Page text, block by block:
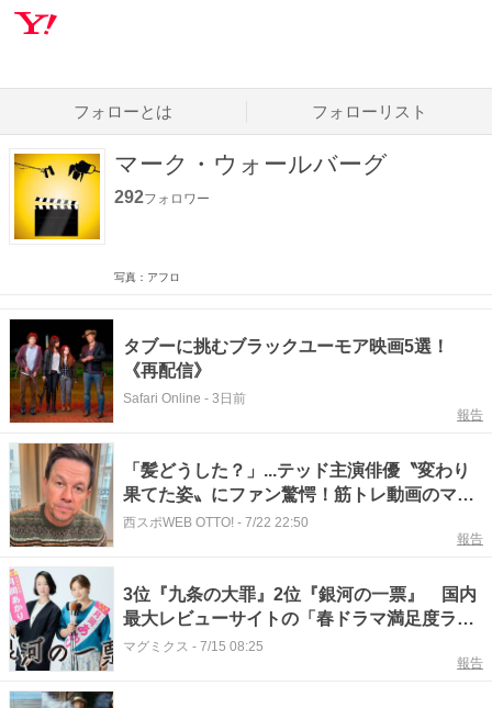
フォローとは フォローリスト
マーク・ウォールバーグ
292フォロワー
写真：アフロ
タブーに挑むブラックユーモア映画5選！
《再配信》
Safari Online - 3日前
報告
「髪どうした？」...テッド主演俳優〝変わり
果てた姿〟にファン驚愕！筋トレ動画のマー
ク・ウォールバーグに違和感「罰ゲームにで
も負けた?」「その写真をプロフィール画像
西スポWEB OTTO! - 7/22 22:50
報告
3位『九条の大罪』2位『銀河の一票』 国内
最大レビューサイトの「春ドラマ満足度ラン
キング」1位には「主演がピッタリ」の声
マグミクス - 7/15 08:25
報告